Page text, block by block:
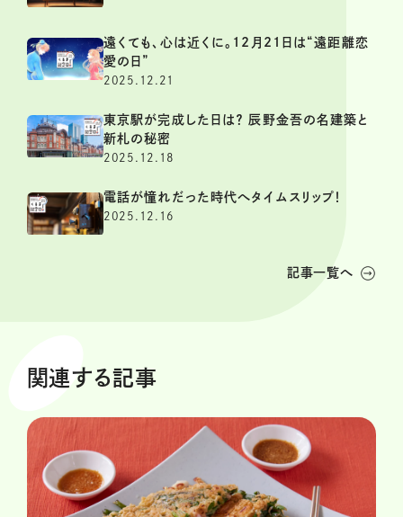
遠くても、心は近くに。12月21日は“遠距離恋
愛の日”
2025.12.21
東京駅が完成した日は？ 辰野金吾の名建築と
新札の秘密
2025.12.18
電話が憧れだった時代へタイムスリップ！
2025.12.16
記事一覧へ
関連する記事